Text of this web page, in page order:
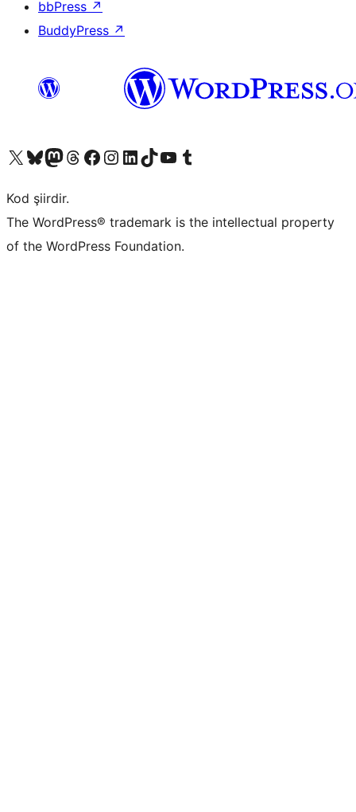
bbPress ↗
BuddyPress ↗
X (eski Twitter) hesabımıza bakın
Bluesky hesabımızı ziyaret edinMastodon hesabımızı ziyaret edinThreads hesabımızı ziyaret edinFacebook sayfamızı ziyaret edinInstagram hesabımızı ziyaret edinLinkedIn hesabımızı ziyaret edinTikTok hesabımızı ziyaret edinYouTube kanalımızı ziyaret edinTumblr hesabımızı ziyaret edin
Kod şiirdir.
The WordPress® trademark is the intellectual property
of the WordPress Foundation.